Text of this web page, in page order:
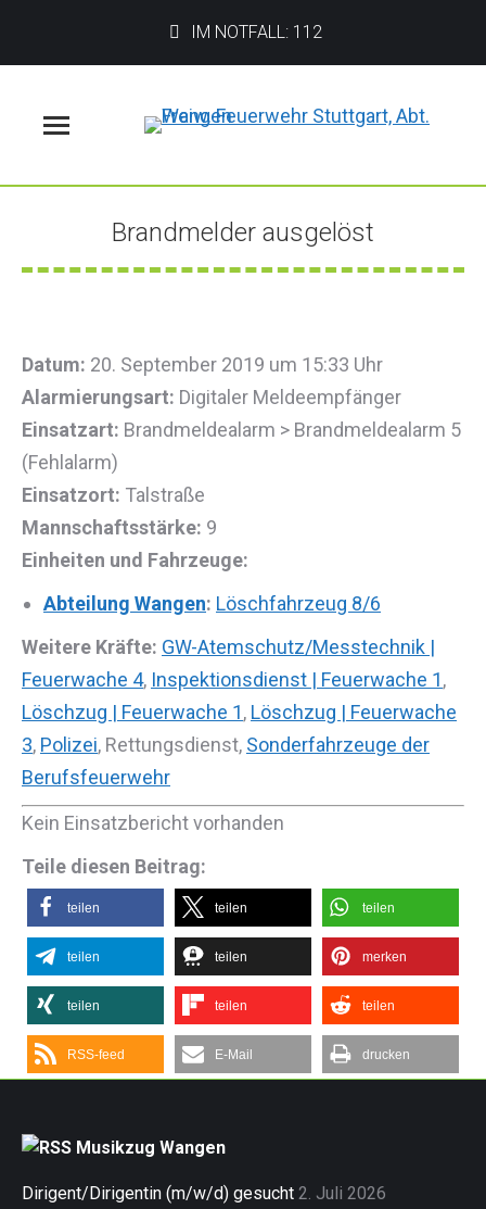
IM NOTFALL: 112
Brandmelder ausgelöst
Sie befinden sich hier:
Datum: 20. September 2019 um 15:33 Uhr
Alarmierungsart: Digitaler Meldeempfänger
Einsatzart: Brandmeldealarm > Brandmeldealarm 5
(Fehlalarm)
Einsatzort: Talstraße
Mannschaftsstärke: 9
Einheiten und Fahrzeuge:
Abteilung Wangen: Löschfahrzeug 8/6
Weitere Kräfte: GW-Atemschutz/Messtechnik |
Feuerwache 4, Inspektionsdienst | Feuerwache 1,
Löschzug | Feuerwache 1, Löschzug | Feuerwache
3, Polizei, Rettungsdienst, Sonderfahrzeuge der
Berufsfeuerwehr
Kein Einsatzbericht vorhanden
Teile diesen Beitrag:
teilen teilen teilen
teilen teilen merken
teilen teilen teilen
RSS-feed E-Mail drucken
Musikzug Wangen
Dirigent/Dirigentin (m/w/d) gesucht 2. Juli 2026